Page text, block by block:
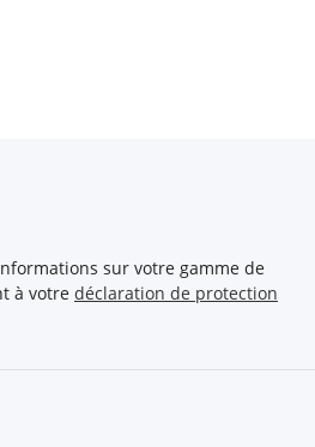
sur votre gamme de
à votre déclaration de protection